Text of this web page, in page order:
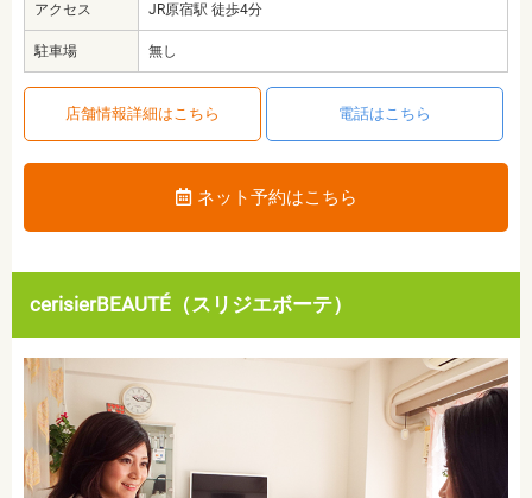
アクセス JR原宿駅 徒歩4分
駐車場 無し
店舗情報詳細はこちら 電話はこちら
ネット予約はこちら
cerisierBEAUTÉ（スリジエボーテ）